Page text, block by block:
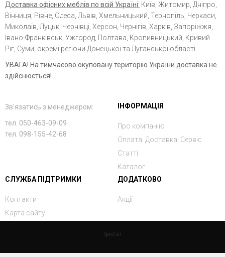
Доставка офісних меблів по всій Україні: Київ, Житомир, Дніпро,
Вінниця, Рівне, Одеса, Львів, Хмельницький, Тернопіль, Черкаси,
Миколаїв, Луцьк, Чернівці, Херсон, Чернігів, Харків, Запоріжжя,
Івано-Франківськ, Ужгород, Полтава, Кропивницький, Кривий
Ріг, Суми, окремі регіони Донецької та Луганської області.
УВАГА! На тимчасово окуповану територію України доставка не
здійснюється!
Зв'язатись з менеджером:
тел. 050-463-09-09
тел. 098-155-42-68
ІНФОРМАЦІЯ
Про компанію
Оплата. Доставка. Сервіс
Статті
Каталог
СЛУЖБА ПІДТРИМКИ
Контакти
Карта сайту
ДОДАТКОВО
Акції
OpenCart